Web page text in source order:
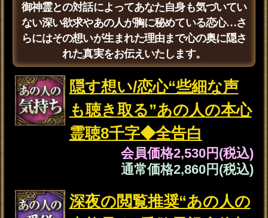
片想い卒業【あの人への
未練/執着断ち切る】決着
霊視◆現状/見極め時
会員価格1,870円(税込)
通常価格2,090円(税込)
復縁◆二度と離れない※
強力縁結び【2人の愛再燃
霊視】転機/最終関係
会員価格1,870円(税込)
通常価格2,090円(税込)